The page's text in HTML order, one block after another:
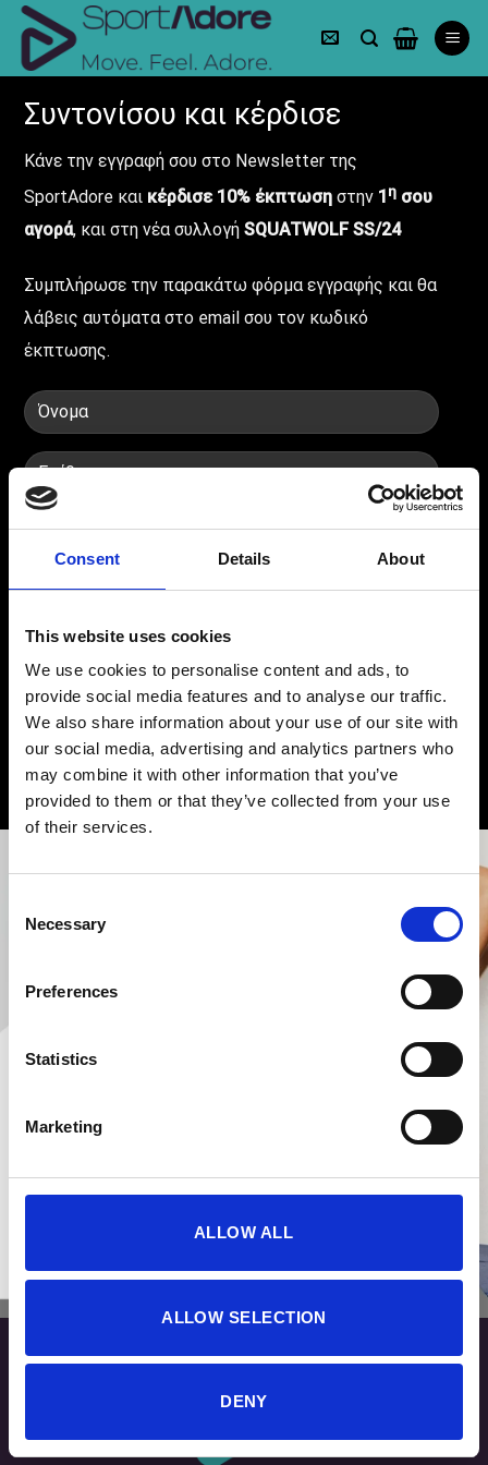
Consent Details About
This website uses cookies
We use cookies to personalise content and ads, to
provide social media features and to analyse our traffic.
We also share information about your use of our site with
our social media, advertising and analytics partners who
may combine it with other information that you’ve
provided to them or that they’ve collected from your use
of their services.
Selection
Necessary
Preferences
Statistics
Marketing
ALLOW ALL
ALLOW SELECTION
DENY
Skip
content
Συντονίσου και κέρδισε
Κάνε την εγγραφή σου στο Newsletter της
SportAdore και κέρδισε 10% έκπτωσηστην 1 η σου
αγορά, και στη νέα συλλογήSQUATWOLF SS/24
Συμπλήρωσε την παρακάτω φόρμα εγγραφής και θα
λάβεις αυτόματα στο email σου τον κωδικό
έκπτωσης.
Δέχομαι να λαμβάνω ενημερώσεις από την
SportAdore σχετικά με νέα και προσφορές!